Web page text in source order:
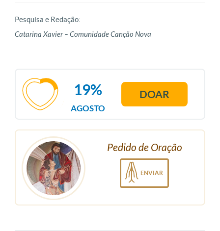
Pesquisa e Redação:
Catarina Xavier – Comunidade Canção Nova
AGOSTO
19% DOAR
Pedido de Oração
ENVIAR